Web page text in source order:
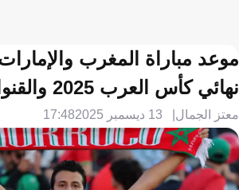
موعد مباراة المغرب
نهائي كأس العرب 2025 والقنوات الناقلة
معتز الجمال 13 ديسمبر 2025 17:48